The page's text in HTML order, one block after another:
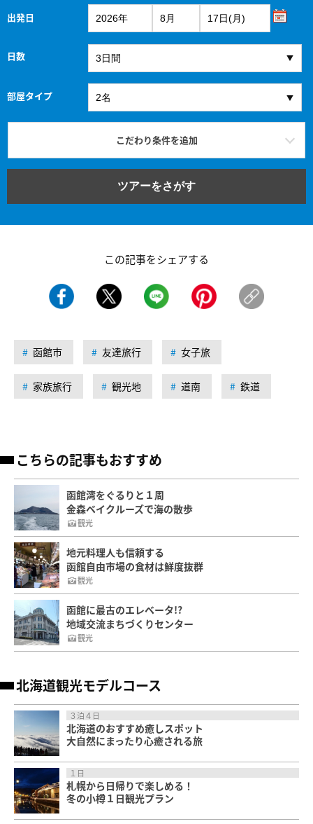
出発日
日数
部屋タイプ
こだわり条件を追加
ツアーをさがす
この記事をシェアする
函館市 友達旅行 女子旅
家族旅行 観光地 道南 鉄道
こちらの記事もおすすめ
函館湾をぐるりと１周
金森ベイクルーズで海の散歩
観光
地元料理人も信頼する
函館自由市場の食材は鮮度抜群
観光
函館に最古のエレベータ!?
地域交流まちづくりセンター
観光
北海道観光モデルコース
３泊４日
北海道のおすすめ癒しスポット
大自然にまったり心癒される旅
１日
札幌から日帰りで楽しめる！
冬の小樽１日観光プラン